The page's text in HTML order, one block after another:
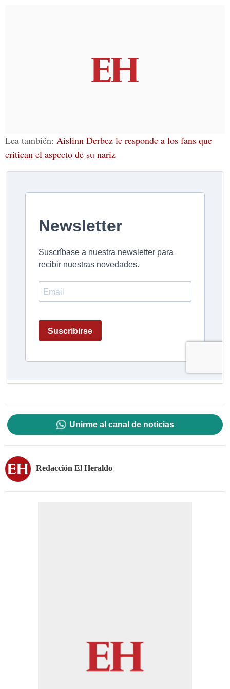
Lea también: Aislinn Derbez le responde a los fans que
critican el aspecto de su nariz
Unirme al canal de noticias
Redacción El Heraldo